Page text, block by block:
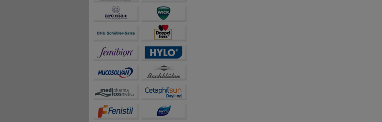
teilweise an Dritte wie z.B. Google oder soziale Medien übertragen werden.